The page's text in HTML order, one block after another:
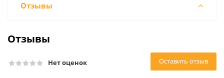
Отзывы
Отзывы
Нет оценок Оставить отзыв